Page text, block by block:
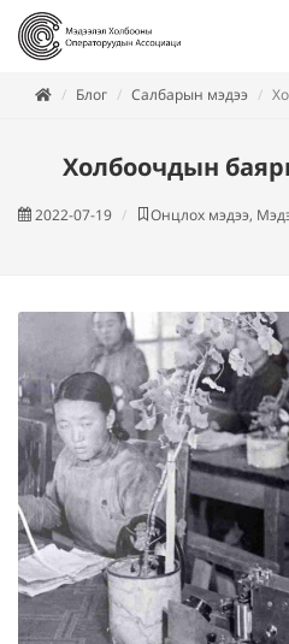
Блог Салбарын мэдээ
Холбоочдын
2022-07-19 Онцлох мэдээ,